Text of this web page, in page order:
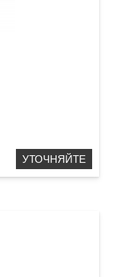
УТОЧНЯЙТЕ